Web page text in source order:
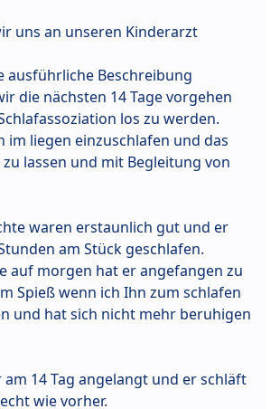
uns an unseren Kinderarzt
ausführliche Beschreibung
die nächsten 14 Tage vorgehen
los zu werden.
im liegen einzuschlafen und das
lassen und mit Begleitung von
waren erstaunlich gut und er
am Stück geschlafen.
auf morgen hat er angefangen zu
Spieß wenn ich Ihn zum schlafen
und hat sich nicht mehr beruhigen
14 Tag angelangt und er schläft
wie vorher.